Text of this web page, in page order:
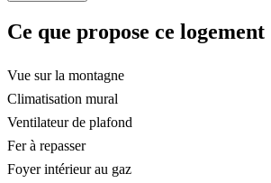
Ce que propose ce logement
Vue sur la montagne
Climatisation mural
Ventilateur de plafond
Fer à repasser
Foyer intérieur au gaz